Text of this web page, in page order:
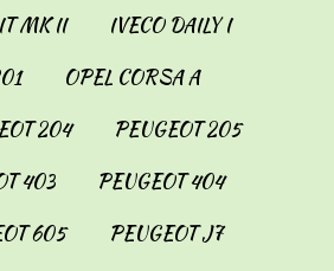
MK II
IVECO DAILY I
OPEL CORSA A
204
PEUGEOT 205
403
PEUGEOT 404
605
PEUGEOT J7